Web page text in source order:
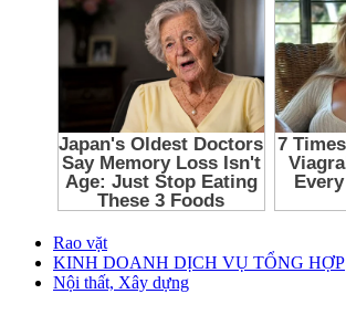
Rao vặt
KINH DOANH DỊCH VỤ TỔNG HỢP
Nội thất, Xây dựng